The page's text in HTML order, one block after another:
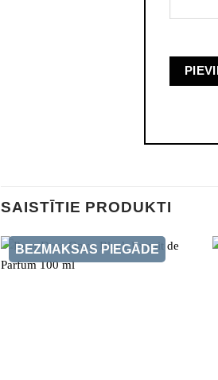
SAISTĪTIE PRODUKTI
BEZMAKSAS PIEGĀDE